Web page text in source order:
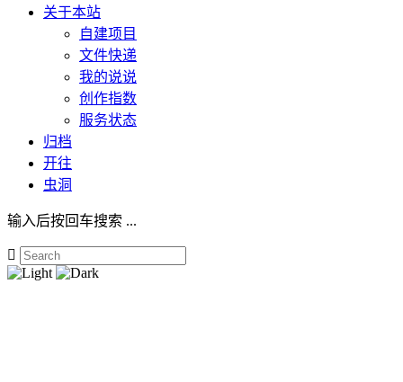
关于本站
自建项目
文件快递
我的说说
创作指数
服务状态
归档
开往
虫洞
输入后按回车搜索 ...
